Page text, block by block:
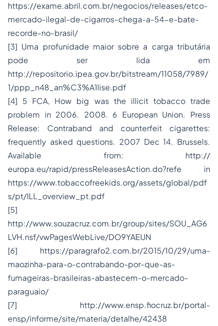
https://exame.abril.com.br/negocios/releases/etco-
mercado-ilegal-de-cigarros-chega-a-54-e-bate-
recorde-no-brasil/
[3] Uma profunidade maior sobre a carga tributária
pode ser lida em
http://repositorio.ipea.gov.br/bitstream/11058/7989/
1/ppp_n48_an%C3%A1lise.pdf
[4] 5 FCA, How big was the illicit tobacco trade
problem in 2006. 2008. 6 European Union. Press
Release: Contraband and counterfeit cigarettes:
frequently asked questions. 2007 Dec 14. Brussels.
Available from: http://
europa.eu/rapid/pressReleasesAction.do?refe in
https://www.tobaccofreekids.org/assets/global/pdf
s/pt/ILL_overview_pt.pdf
[5]
http://www.souzacruz.com.br/group/sites/SOU_AG6
LVH.nsf/vwPagesWebLive/DO9YAEUN
[6] https://paragrafo2.com.br/2015/10/29/uma-
maozinha-para-o-contrabando-por-que-as-
fumageiras-brasileiras-abastecem-o-mercado-
paraguaio/
[7] http://www.ensp.fiocruz.br/portal-
ensp/informe/site/materia/detalhe/42438